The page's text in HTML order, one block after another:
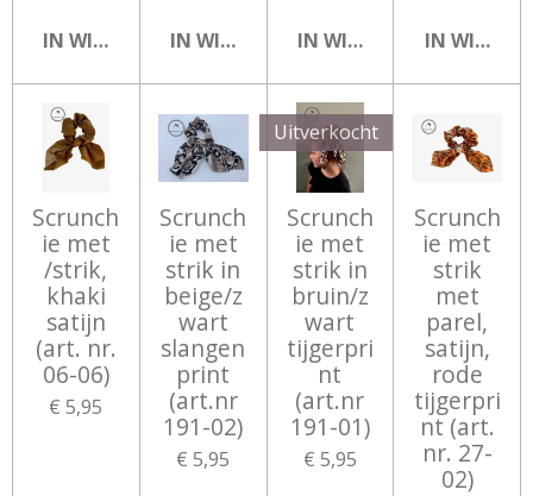
IN WINKELWAGENIN WINKELWAGENIN WINKELWAGEN
IN
Scrunch
ie met
/strik,
khaki
satijn
(art. nr.
06-06)
€ 5,95
Scrunch
ie met
strik in
beige/z
wart
slangen
print
(art.nr
191-02)
€ 5,95
Uitverkocht
Scrunch
ie met
strik in
bruin/z
wart
tijgerpri
nt
(art.nr
191-01)
€ 5,95
Scrunch
ie met
strik
met
parel,
satijn,
rode
tijgerpri
nt (art.
nr. 27-
02)